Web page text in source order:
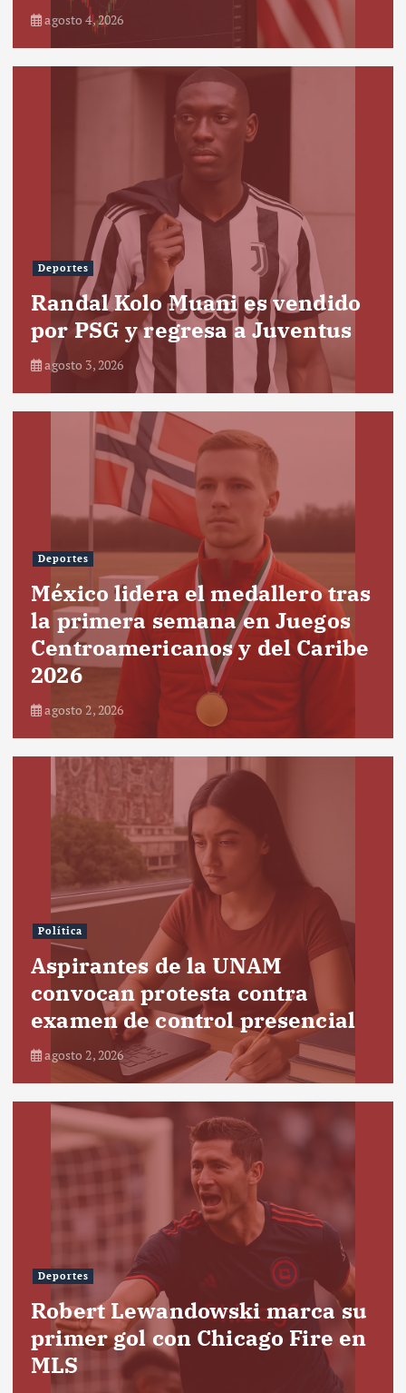
agosto 4, 2026
Deportes
Randal Kolo Muani es vendido
por PSG y regresa a Juventus
agosto 3, 2026
Deportes
México lidera el medallero tras
la primera semana en Juegos
Centroamericanos y del Caribe
2026
agosto 2, 2026
Política
Aspirantes de la UNAM
convocan protesta contra
examen de control presencial
agosto 2, 2026
Deportes
Robert Lewandowski marca su
primer gol con Chicago Fire en
MLS